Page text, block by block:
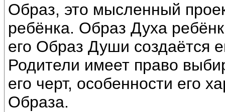
Образ, это мысленный
ребёнка. Образ Духа
его Образ Души создаётся
Родители имеет право
его черт, особенности его
Образа.